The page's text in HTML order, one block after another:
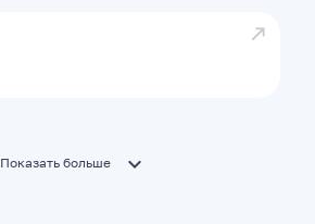
Показать больше